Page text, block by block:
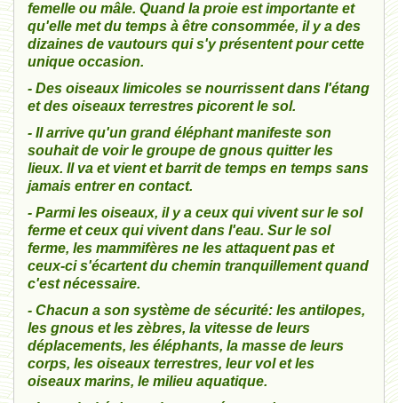
femelle ou mâle. Quand la proie est importante et
qu'elle met du temps à être consommée, il y a des
dizaines de vautours qui s'y présentent pour cette
unique occasion.
- Des oiseaux limicoles se nourrissent dans l'étang
et des oiseaux terrestres picorent le sol.
- Il arrive qu'un grand éléphant manifeste son
souhait de voir le groupe de gnous quitter les
lieux. Il va et vient et barrit de temps en temps sans
jamais entrer en contact.
- Parmi les oiseaux, il y a ceux qui vivent sur le sol
ferme et ceux qui vivent dans l'eau. Sur le sol
ferme, les mammifères ne les attaquent pas et
ceux-ci s'écartent du chemin tranquillement quand
c'est nécessaire.
- Chacun a son système de sécurité: les antilopes,
les gnous et les zèbres, la vitesse de leurs
déplacements, les éléphants, la masse de leurs
corps, les oiseaux terrestres, leur vol et les
oiseaux marins, le milieu aquatique.